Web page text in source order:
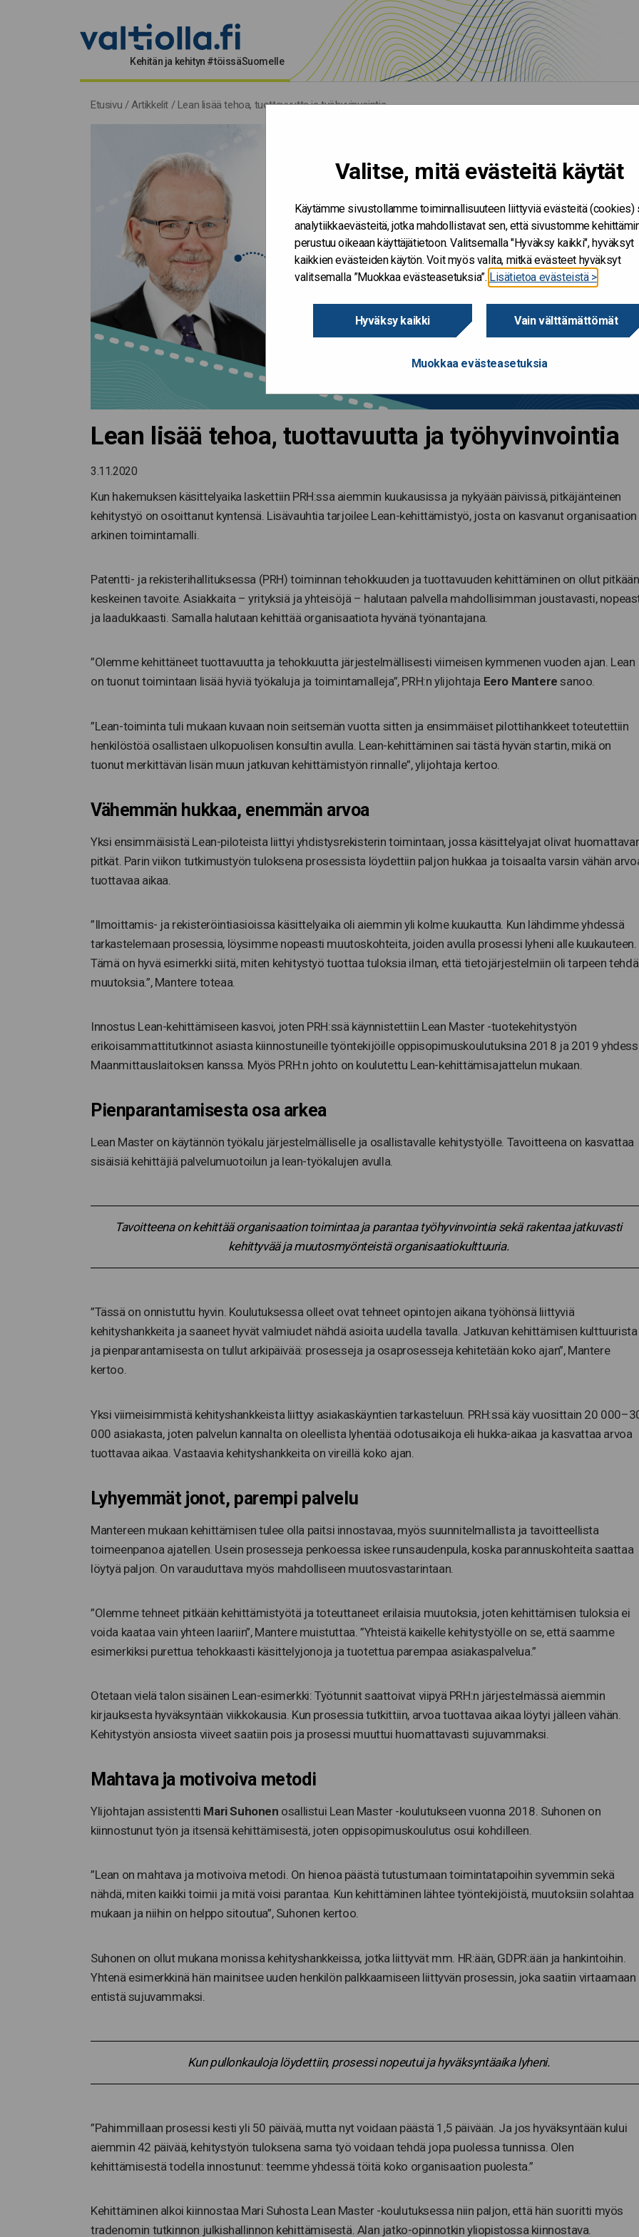
Valitse, mitä evästeitä käytät
Käytämme sivustollamme toiminnallisuuteen liittyviä evästeitä (cookies)
analytiikkaevästeitä, jotka mahdollistavat sen, että sivustomme
perustuu oikeaan käyttäjätietoon. Valitsemalla "Hyväksy kaikki", hyväksyt
kaikkien evästeiden käytön. Voit myös valita, mitkä evästeet hyväksyt
valitsemalla ”Muokkaa evästeasetuksia”. Lisätietoa evästeistä >
Hyväksy kaikki Vain välttämättömät
Muokkaa evästeasetuksia
Kehitän ja kehityn #töissäSuomelle
Etusivu /Artikkelit / Lean lisää tehoa, tuottavuutta ja työhyvinvointia
Lean lisää tehoa, tuottavuutta ja työhyvinvointia
3.11.2020
Kun hakemuksen käsittelyaika laskettiin PRH:ssa aiemmin kuukausissa ja nykyään päivissä, pitkäjänteinen
kehitystyö on osoittanut kyntensä. Lisävauhtia tarjoilee Lean-kehittämistyö, josta on kasvanut organisaation
arkinen toimintamalli.
Patentti- ja rekisterihallituksessa (PRH) toiminnan tehokkuuden ja tuottavuuden kehittäminen on ollut pitkään
keskeinen tavoite. Asiakkaita – yrityksiä ja yhteisöjä – halutaan palvella mahdollisimman joustavasti,
ja laadukkaasti. Samalla halutaan kehittää organisaatiota hyvänä työnantajana.
”Olemme kehittäneet tuottavuutta ja tehokkuutta järjestelmällisesti viimeisen kymmenen vuoden ajan. Lean
on tuonut toimintaan lisää hyviä työkaluja ja toimintamalleja”, PRH:n ylijohtaja Eero Mantere sanoo.
”Lean-toiminta tuli mukaan kuvaan noin seitsemän vuotta sitten ja ensimmäiset pilottihankkeet toteutettiin
henkilöstöä osallistaen ulkopuolisen konsultin avulla. Lean-kehittäminen sai tästä hyvän startin, mikä on
tuonut merkittävän lisän muun jatkuvan kehittämistyön rinnalle”, ylijohtaja kertoo.
Vähemmän hukkaa, enemmän arvoa
Yksi ensimmäisistä Lean-piloteista liittyi yhdistysrekisterin toimintaan, jossa käsittelyajat olivat
pitkät. Parin viikon tutkimustyön tuloksena prosessista löydettiin paljon hukkaa ja toisaalta varsin vähän
tuottavaa aikaa.
”Ilmoittamis- ja rekisteröintiasioissa käsittelyaika oli aiemmin yli kolme kuukautta. Kun lähdimme yhdessä
tarkastelemaan prosessia, löysimme nopeasti muutoskohteita, joiden avulla prosessi lyheni alle kuukauteen.
Tämä on hyvä esimerkki siitä, miten kehitystyö tuottaa tuloksia ilman, että tietojärjestelmiin oli tarpeen tehdä
muutoksia.”, Mantere toteaa.
Innostus Lean-kehittämiseen kasvoi, joten PRH:ssä käynnistettiin Lean Master -tuotekehitystyön
erikoisammattitutkinnot asiasta kiinnostuneille työntekijöille oppisopimuskoulutuksina 2018 ja 2019
Maanmittauslaitoksen kanssa. Myös PRH:n johto on koulutettu Lean-kehittämisajattelun mukaan.
Pienparantamisesta osa arkea
Lean Master on käytännön työkalu järjestelmälliselle ja osallistavalle kehitystyölle. Tavoitteena on kasvattaa
sisäisiä kehittäjiä palvelumuotoilun ja lean-työkalujen avulla.
Tavoitteena on kehittää organisaation toimintaa ja parantaa työhyvinvointia sekä rakentaa jatkuvasti
kehittyvää ja muutosmyönteistä organisaatiokulttuuria.
”Tässä on onnistuttu hyvin. Koulutuksessa olleet ovat tehneet opintojen aikana työhönsä liittyviä
kehityshankkeita ja saaneet hyvät valmiudet nähdä asioita uudella tavalla. Jatkuvan kehittämisen kulttuurista
ja pienparantamisesta on tullut arkipäivää: prosesseja ja osaprosesseja kehitetään koko ajan”, Mantere
kertoo.
Yksi viimeisimmistä kehityshankkeista liittyy asiakaskäyntien tarkasteluun. PRH:ssä käy vuosittain 20
000 asiakasta, joten palvelun kannalta on oleellista lyhentää odotusaikoja eli hukka-aikaa ja kasvattaa arvoa
tuottavaa aikaa. Vastaavia kehityshankkeita on vireillä koko ajan.
Lyhyemmät jonot, parempi palvelu
Mantereen mukaan kehittämisen tulee olla paitsi innostavaa, myös suunnitelmallista ja tavoitteellista
toimeenpanoa ajatellen. Usein prosesseja penkoessa iskee runsaudenpula, koska parannuskohteita saattaa
löytyä paljon. On varauduttava myös mahdolliseen muutosvastarintaan.
”Olemme tehneet pitkään kehittämistyötä ja toteuttaneet erilaisia muutoksia, joten kehittämisen tuloksia ei
voida kaataa vain yhteen laariin”, Mantere muistuttaa. ”Yhteistä kaikelle kehitystyölle on se, että saamme
esimerkiksi purettua tehokkaasti käsittelyjonoja ja tuotettua parempaa asiakaspalvelua.”
Otetaan vielä talon sisäinen Lean-esimerkki: Työtunnit saattoivat viipyä PRH:n järjestelmässä aiemmin
kirjauksesta hyväksyntään viikkokausia. Kun prosessia tutkittiin, arvoa tuottavaa aikaa löytyi jälleen vähän.
Kehitystyön ansiosta viiveet saatiin pois ja prosessi muuttui huomattavasti sujuvammaksi.
Mahtava ja motivoiva metodi
Ylijohtajan assistentti Mari Suhonen osallistui Lean Master -koulutukseen vuonna 2018. Suhonen on
kiinnostunut työn ja itsensä kehittämisestä, joten oppisopimuskoulutus osui kohdilleen.
”Lean on mahtava ja motivoiva metodi. On hienoa päästä tutustumaan toimintatapoihin syvemmin sekä
nähdä, miten kaikki toimii ja mitä voisi parantaa. Kun kehittäminen lähtee työntekijöistä, muutoksiin solahtaa
mukaan ja niihin on helppo sitoutua”, Suhonen kertoo.
Suhonen on ollut mukana monissa kehityshankkeissa, jotka liittyvät mm. HR:ään, GDPR:ään ja hankintoihin.
Yhtenä esimerkkinä hän mainitsee uuden henkilön palkkaamiseen liittyvän prosessin, joka saatiin virtaamaan
entistä sujuvammaksi.
Kun pullonkauloja löydettiin, prosessi nopeutui ja hyväksyntäaika lyheni.
”Pahimmillaan prosessi kesti yli 50 päivää, mutta nyt voidaan päästä 1,5 päivään. Ja jos hyväksyntään kului
aiemmin 42 päivää, kehitystyön tuloksena sama työ voidaan tehdä jopa puolessa tunnissa. Olen
kehittämisestä todella innostunut: teemme yhdessä töitä koko organisaation puolesta.”
Kehittäminen alkoi kiinnostaa Mari Suhosta Lean Master -koulutuksessa niin paljon, että hän suoritti myös
tradenomin tutkinnon julkishallinnon kehittämisestä. Alan jatko-opinnotkin yliopistossa kiinnostava.